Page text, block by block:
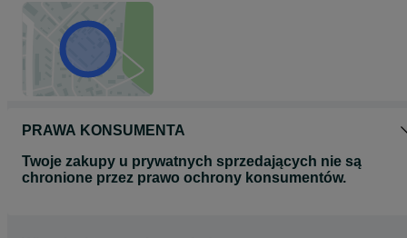
PRAWA KONSUMENTA
Twoje zakupy u prywatnych sprzedających nie są
chronione przez prawo ochrony konsumentów.